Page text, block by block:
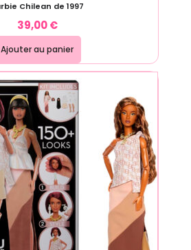
Chilean de 1997
39,00€
Ajouter au panier